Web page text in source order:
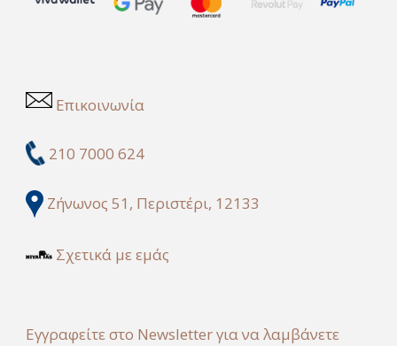
Επικοινωνία
210 7000 624
Ζήνωνος 51, Περιστέρι, 12133
Σχετικά με εμάς
Εγγραφείτε στο Newsletter για να λαμβάνετε